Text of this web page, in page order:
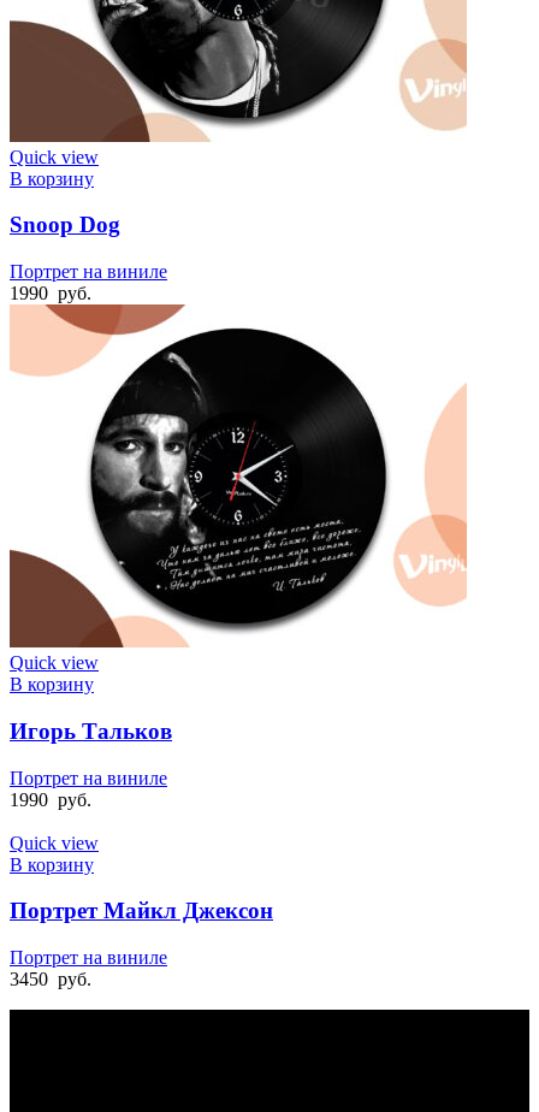
Quick view
В корзину
Snoop Dog
Портрет на виниле
1990 руб.
Quick view
В корзину
Игорь Тальков
Портрет на виниле
1990 руб.
Quick view
В корзину
Портрет Майкл Джексон
Портрет на виниле
3450 руб.